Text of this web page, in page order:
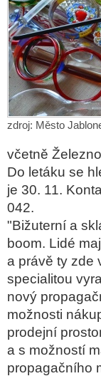
zdroj: Město
včetně
Do letáku se
je 30. 11.
042.
"Bižuterní a
boom. Lidé
a právě ty zde
specialitou
nový
možnosti
prodejní
a s možností
propagačního